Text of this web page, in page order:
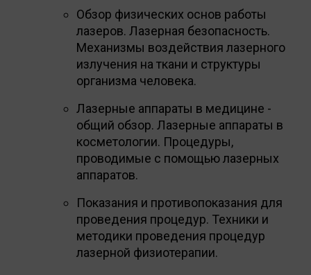
Обзор физических основ работы
лазеров. Лазерная безопасность.
Механизмы воздействия лазерного
излучения на ткани и структуры
организма человека.
Лазерные аппараты в медицине -
общий обзор. Лазерные аппараты в
косметологии. Процедуры,
проводимые с помощью лазерных
аппаратов.
Показания и противопоказания для
проведения процедур. Техники и
методики проведения процедур
лазерной физиотерапии.